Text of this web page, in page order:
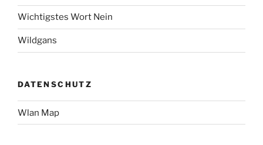
Wichtigstes Wort Nein
Wildgans
DATENSCHUTZ
Wlan Map